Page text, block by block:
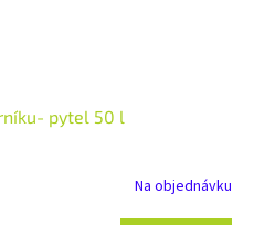
pytel 50 l
Na objednávku